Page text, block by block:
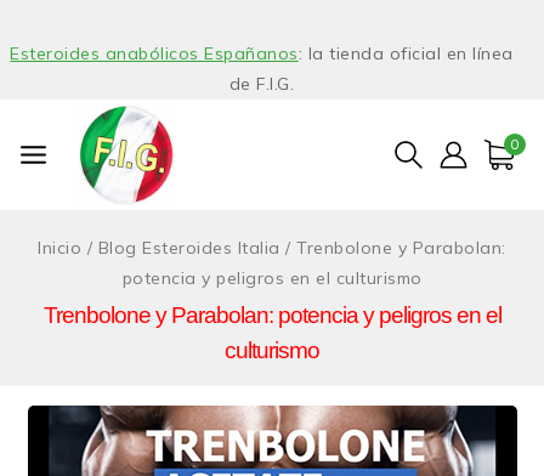
Esteroides anabólicos Españanos: la tienda oficial en línea
de F.I.G.
0
Inicio / Blog Esteroides Italia / Trenbolone y Parabolan:
potencia y peligros en el culturismo
Trenbolone y Parabolan: potencia y peligros en el
culturismo